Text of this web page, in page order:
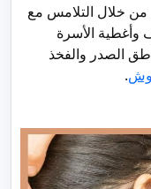
من خلال التلامس مع
وأغطية الأسرة
الصدر والفخذ
.